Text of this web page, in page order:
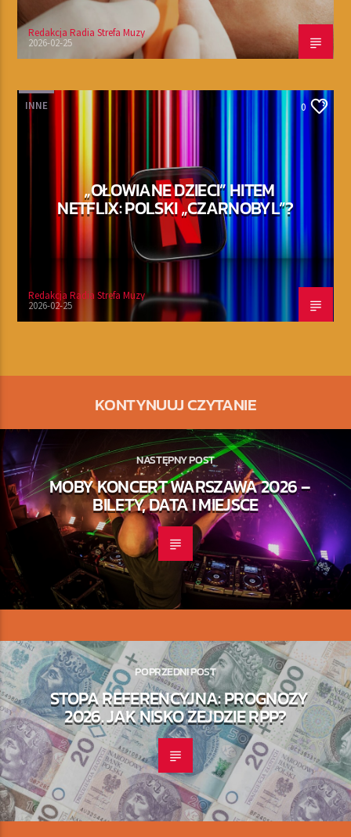
Redakcja Radia Strefa Muzy
2026-02-25
INNE 0
„OŁOWIANE DZIECI” HITEM
NETFLIX: POLSKI „CZARNOBYL”?
Redakcja Radia Strefa Muzy
2026-02-25
KONTYNUUJ CZYTANIE
NASTĘPNY POST
MOBY KONCERT WARSZAWA 2026 –
BILETY, DATA I MIEJSCE
POPRZEDNI POST
STOPA REFERENCYJNA: PROGNOZY
2026. JAK NISKO ZEJDZIE RPP?